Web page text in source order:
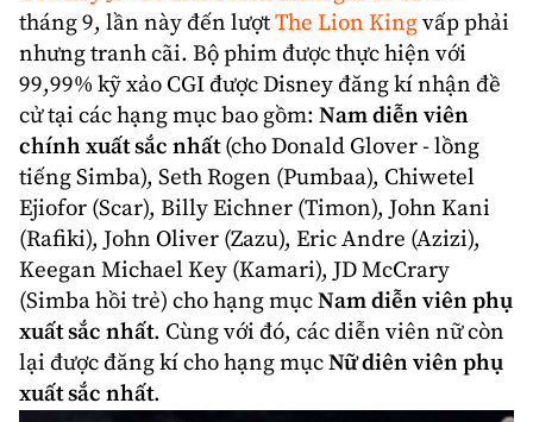
tháng 9, lần này đến lượtThe Lion Kingvấp phải
nhưng tranh cãi. Bộ phim được thực hiện với
99,99% kỹ xảo CGIđượcDisneyđăng kí nhận đề
cử tại các hạng mục bao gồm: Nam diễn viên
chính xuất sắc nhất(choDonald Glover- lồng
tiếng Simba), Seth Rogen (Pumbaa), Chiwetel
Ejiofor (Scar), Billy Eichner (Timon), John Kani
(Rafiki), John Oliver (Zazu), Eric Andre (Azizi),
Keegan Michael Key (Kamari), JD McCrary
(Simba hồi trẻ) cho hạng mụcNam diễn viên phụ
xuất sắc nhất. Cùng với đó, các diễn viên nữ còn
lại được đăng kí cho hạng mụcNữ diên viên phụ
xuất sắc nhất.